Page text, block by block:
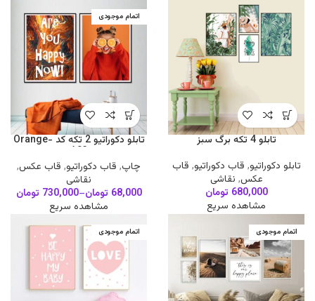
تابلو 4 تکه برگ سبز
تابلو دکوراتیو, قاب دکوراتیو, قاب
عکس, نقاشی
680,000 تومان
مشاهده سریع
اتمام موجودی
تابلو دکوراتیو 2 تکه کد Orange-
A03
چاپ, قاب دکوراتیو, قاب عکس,
نقاشی
68,000 تومان–
730,000 تومان
مشاهده سریع
اتمام موجودی اتمام موجودی